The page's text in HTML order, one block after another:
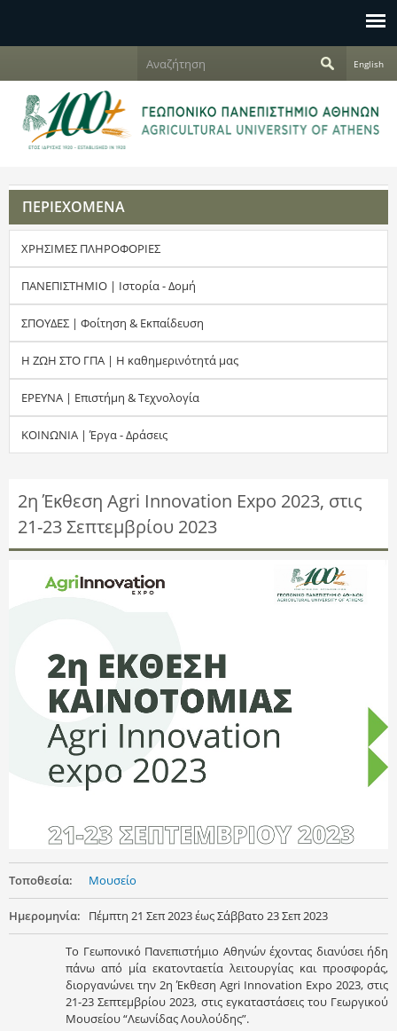
Φ
ό
μ
α
α
ν
α
ζ
ή
τ
σ
η
ζ
ή
τ
η
English
ΠΕΡΙΕΧΟΜΕΝΑ
ΧΡΗΣΙΜΕΣ ΠΛΗΡΟΦΟΡΙΕΣ
ΠΑΝΕΠΙΣΤΗΜΙΟ | Ιστορία - Δομή
ΣΠΟΥΔΕΣ | Φοίτηση & Εκπαίδευση
Η ΖΩΗ ΣΤΟ ΓΠΑ | Η καθημερινότητά μας
ΕΡΕΥΝΑ | Επιστήμη & Τεχνολογία
ΚΟΙΝΩΝΙΑ | Έργα - Δράσεις
2η Έκθεση Agri Innovation Expo 2023, στις
21-23 Σεπτεμβρίου 2023
Τοποθεσία: Μουσείο
Ημερομηνία: Πέμπτη 21 Σεπ 2023έωςΣάββατο 23 Σεπ 2023
Το Γεωπονικό Πανεπιστήμιο Αθηνών έχοντας διανύσει ήδη
πάνω από μία εκατονταετία λειτουργίας και προσφοράς,
διοργανώνει την 2η Έκθεση Agri Innovation Expo 2023, στις
21-23 Σεπτεμβρίου 2023, στις εγκαταστάσεις του Γεωργικού
Μουσείου “Λεωνίδας Λουλούδης”.